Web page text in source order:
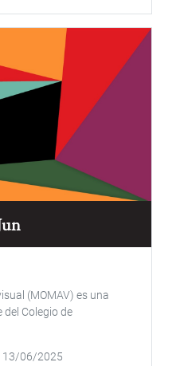
(MOMAV) es una
del Colegio de
13/06/2025